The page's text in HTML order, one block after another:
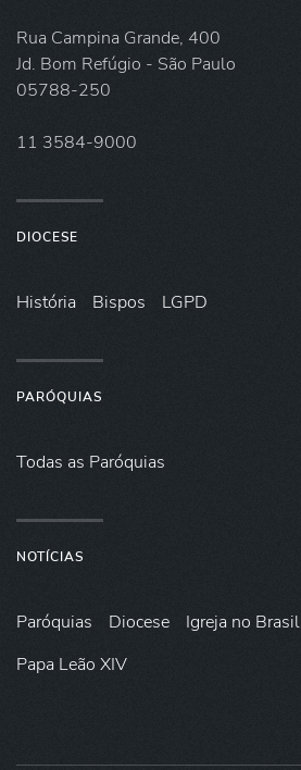
Rua Campina Grande, 400
Jd. Bom Refúgio - São Paulo
05788-250
11 3584-9000
DIOCESE
História Bispos LGPD
PARÓQUIAS
Todas as Paróquias
NOTÍCIAS
Paróquias Diocese Igreja no Brasil
Papa Leão XIV